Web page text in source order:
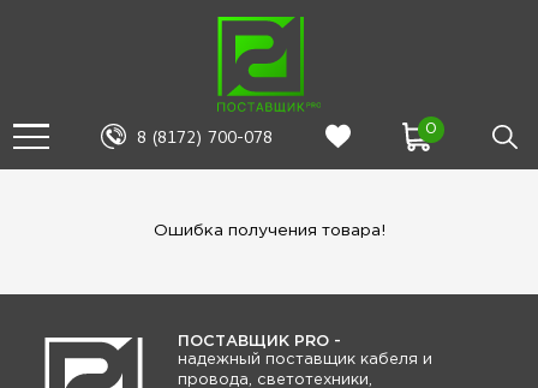
8 (8172) 700-078 0
Ошибка получения товара!
ПОСТАВЩИК PRO -
надежный поставщик кабеля и
провода, светотехники,